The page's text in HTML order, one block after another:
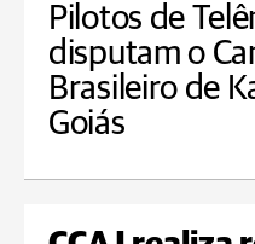
Pilotos de
disputam o
Brasileiro de
Goiás